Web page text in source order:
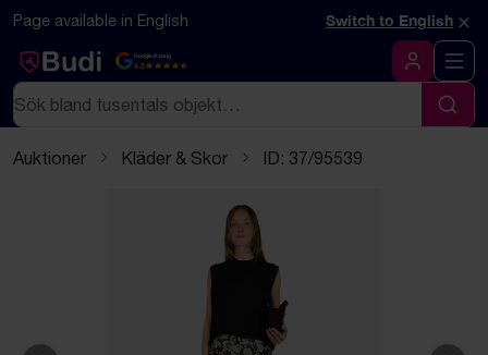
Hoppa till innehåll
Textbaserad (markdown) version av denna sida
Page available in English Switch to English ×
Google Rating
4.5
Logga in
Sök
Sök
Auktioner Kläder & Skor ID: 37/95539